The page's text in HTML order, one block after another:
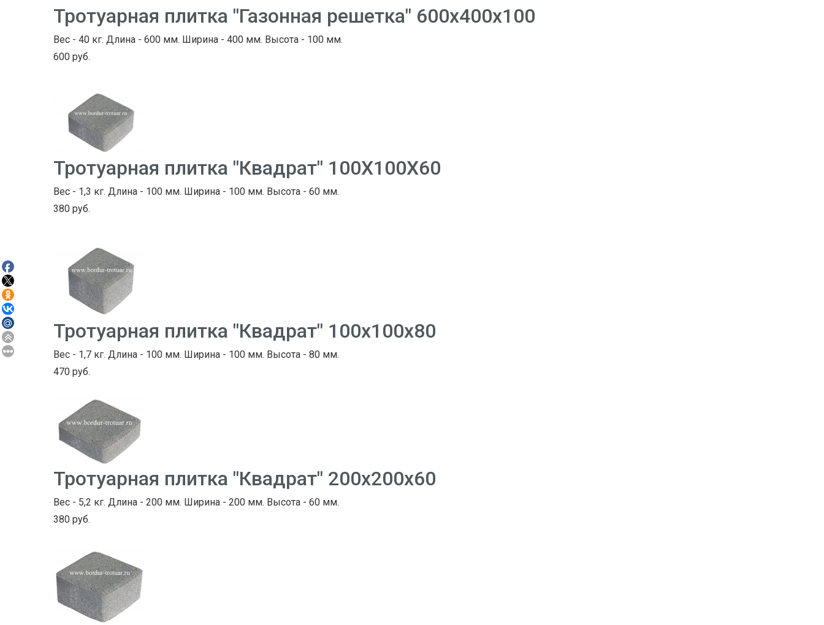
Тротуарная плитка "Газонная решетка" 600х400х100
Вес - 40 кг. Длина - 600 мм. Ширина - 400 мм. Высота - 100 мм.
600 руб.
Тротуарная плитка "Квадрат" 100Х100Х60
Вес - 1,3 кг. Длина - 100 мм. Ширина - 100 мм. Высота - 60 мм.
380 руб.
Тротуарная плитка "Квадрат" 100х100х80
Вес - 1,7 кг. Длина - 100 мм. Ширина - 100 мм. Высота - 80 мм.
470 руб.
Тротуарная плитка "Квадрат" 200х200х60
Вес - 5,2 кг. Длина - 200 мм. Ширина - 200 мм. Высота - 60 мм.
380 руб.